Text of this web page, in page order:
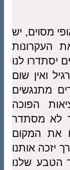
מסוים, יש
העקרונות
יסתדרו לנו
ואין שום
מתנגשים
הפוכה
לא מסתדר
את המקום
יזכה אותנו
הטבע שלנו